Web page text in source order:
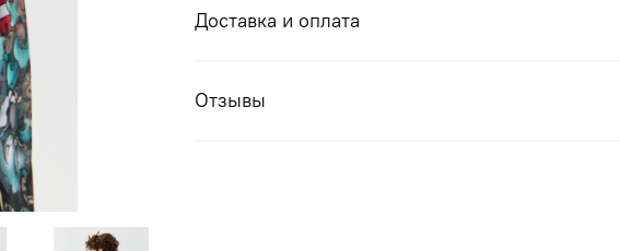
Доставка и оплата
Отзывы